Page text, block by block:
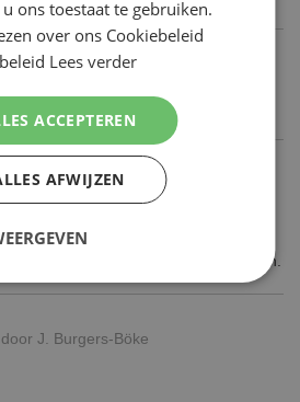
etienne gellens
doorAlbert
genoegzaam bekend als een goed
steeds niet geleverd na meer dan
in behandeling op PostNl heet dat dan.
J. Burgers-Böke
ons toestaat te gebruiken.
over ons Cookiebeleid
Lees verder
ACCEPTEREN
AFWIJZEN